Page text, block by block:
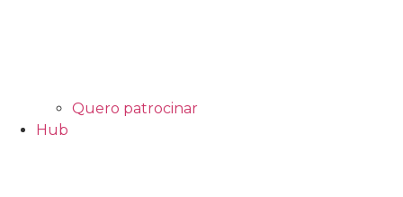
Quero patrocinar
Hub